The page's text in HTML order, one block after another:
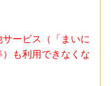
ービス（「まいに
も利用できなくな